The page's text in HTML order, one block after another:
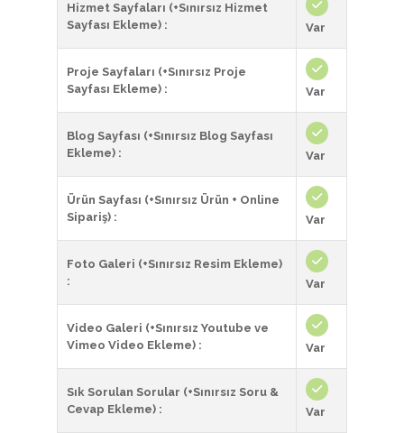
Hizmet Sayfaları (+Sınırsız Hizmet
Sayfası Ekleme) :
Var
Proje Sayfaları (+Sınırsız Proje
Sayfası Ekleme) :
Var
Blog Sayfası (+Sınırsız Blog Sayfası
Ekleme) :
Var
Ürün Sayfası (+Sınırsız Ürün + Online
Sipariş) :
Var
Foto Galeri (+Sınırsız Resim Ekleme)
:
Var
Video Galeri (+Sınırsız Youtube ve
Vimeo Video Ekleme) :
Var
Sık Sorulan Sorular (+Sınırsız Soru &
Cevap Ekleme) :
Var